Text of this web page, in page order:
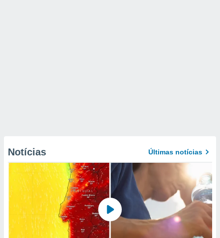
Notícias Últimas notícias